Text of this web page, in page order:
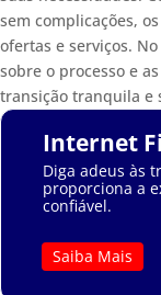
sem complicações,
ofertas e serviços.
sobre o processo e
transição tranquila e
Internet
Diga adeus às
proporciona a
confiável.
Saiba Mais